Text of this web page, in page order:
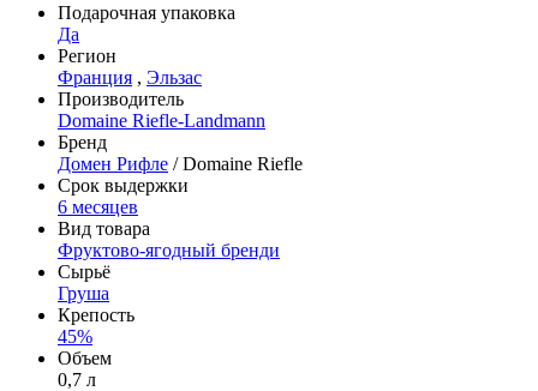
Подарочная упаковка
Да
Регион
Франция , Эльзас
Производитель
Domaine Riefle-Landmann
Бренд
Домен Рифле / Domaine Riefle
Срок выдержки
6 месяцев
Вид товара
Фруктово-ягодный бренди
Сырьё
Груша
Крепость
45%
Объем
0,7 л